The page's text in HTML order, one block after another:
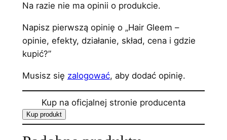
Na razie nie ma opinii o produkcie.
Napisz pierwszą opinię o „Hair Gleem –
opinie, efekty, działanie, skład, cena i gdzie
kupić?”
Musisz się zalogować, aby dodać opinię.
Kup na oficjalnej stronie producenta
Kup produkt